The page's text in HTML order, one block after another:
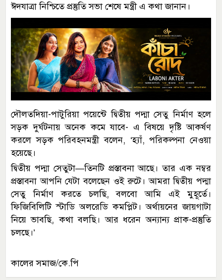
ঈদযাত্রা নিশ্চিতে প্রস্তুতি সভা শেষে মন্ত্রী এ কথা জানান।
দৌলতদিয়া-পাটুরিয়া পয়েন্টে দ্বিতীয় পদ্মা সেতু নির্মাণ হলে
সড়ক দুর্ঘটনায় অনেক কমে যাবে- এ বিষয়ে দৃষ্টি আকর্ষণ
করলে সড়ক পরিবহনমন্ত্রী বলেন, ‌‘হ্যাঁ, পরিকল্পনা নেওয়া
হয়েছে।
দ্বিতীয় পদ্মা সেতুটা—তিনটি প্রস্তাবনা আছে। তার এক নম্বর
প্রস্তাবনা আপনি যেটা বলেছেন ওই রুটে। আমরা দ্বিতীয় পদ্মা
সেতু নির্মাণ করতে চলছি, বলবো আমি এই মুহূর্তে।
ফিজিবিলিটি স্টাডি অলরেডি কমপ্লিট। অর্থায়নের জায়গাটা
নিয়ে ভাবছি, কথা বলছি। আর ধরেন অন্যান্য প্রাক-প্রস্তুতি
চলছে।’
কালের সমাজ/কে.পি